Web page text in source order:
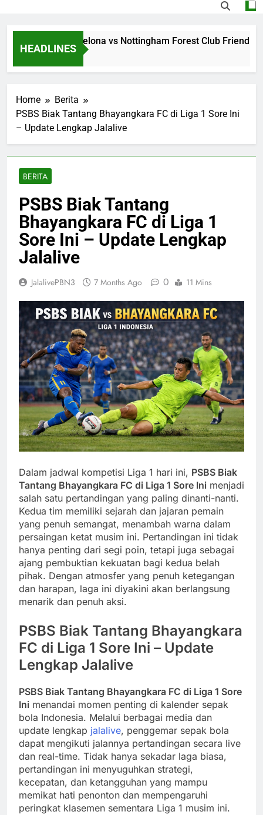
HEADLINES
Jalalive Barcelona vs Nottingham Forest Club Friendly
Home
Berita
PSBS Biak Tantang Bhayangkara FC di Liga 1 Sore Ini
– Update Lengkap Jalalive
BERITA
PSBS Biak Tantang
Bhayangkara FC di Liga 1
Sore Ini – Update Lengkap
Jalalive
JalalivePBN3 7 Months Ago 0 11 Mins
Dalam jadwal kompetisi Liga 1 hari ini, PSBS Biak
Tantang Bhayangkara FC di Liga 1 Sore Ini menjadi
salah satu pertandingan yang paling dinanti-nanti.
Kedua tim memiliki sejarah dan jajaran pemain
yang penuh semangat, menambah warna dalam
persaingan ketat musim ini. Pertandingan ini tidak
hanya penting dari segi poin, tetapi juga sebagai
ajang pembuktian kekuatan bagi kedua belah
pihak. Dengan atmosfer yang penuh ketegangan
dan harapan, laga ini diyakini akan berlangsung
menarik dan penuh aksi.
PSBS Biak Tantang Bhayangkara
FC di Liga 1 Sore Ini – Update
Lengkap Jalalive
PSBS Biak Tantang Bhayangkara FC di Liga 1 Sore
Ini menandai momen penting di kalender sepak
bola Indonesia. Melalui berbagai media dan
update lengkap jalalive, penggemar sepak bola
dapat mengikuti jalannya pertandingan secara live
dan real-time. Tidak hanya sekadar laga biasa,
pertandingan ini menyuguhkan strategi,
kecepatan, dan ketangguhan yang mampu
memikat hati penonton dan mempengaruhi
peringkat klasemen sementara Liga 1 musim ini.